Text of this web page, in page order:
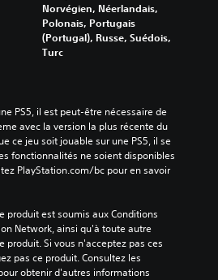
Norvégien, Néerlandais,
Polonais, Portugais
(Portugal), Russe, Suédois,
Turc
PS5, il est peut-être nécessaire de
avec la version la plus récente du
ce jeu soit jouable sur une PS5, il se
fonctionnalités ne soient disponibles
PlayStation.com/bc pour en savoir
produit est soumis aux Conditions
Network, ainsi qu'à toute autre
produit. Si vous n'acceptez pas ces
pas ce produit. Consultez les
obtenir d'autres informations